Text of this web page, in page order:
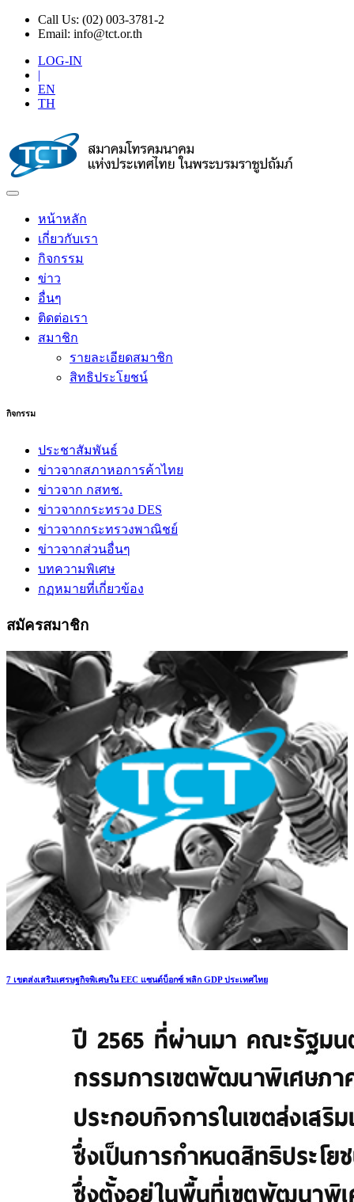
Call Us: (02) 003-3781-2
Email: info@tct.or.th
LOG-IN
|
EN
TH
หน้าหลัก
เกี่ยวกับเรา
กิจกรรม
ข่าว
อื่นๆ
ติดต่อเรา
สมาชิก
รายละเอียดสมาชิก
สิทธิประโยชน์
กิจกรรม
ประชาสัมพันธ์
ข่าวจากสภาหอการค้าไทย
ข่าวจาก กสทช.
ข่าวจากกระทรวง DES
ข่าวจากกระทรวงพาณิชย์
ข่าวจากส่วนอื่นๆ
บทความพิเศษ
กฏหมายที่เกี่ยวข้อง
สมัครสมาชิก
7 เขตส่งเสริมเศรษฐกิจพิเศษใน EEC แซนด์บ็อกซ์ พลิก GDP ประเทศไทย